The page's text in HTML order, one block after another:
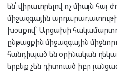
են՝ վիրաւորելով ոչ միայն հայ
միջազգային
խօսքով՝ Արցախի
ընթացքին միջազգային
հանդիպած են օրինական
երբեք չեն դիտուած իբր